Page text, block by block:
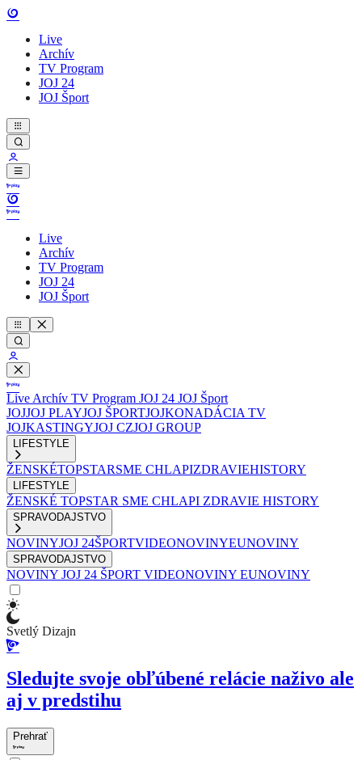
Live
Archív
TV Program
JOJ 24
JOJ Šport
Live
Archív
TV Program
JOJ 24
JOJ Šport
Live Archív TV Program JOJ 24 JOJ Šport
JOJJOJ PLAYJOJ ŠPORTJOJKONADÁCIA TV
JOJKASTINGYJOJ CZJOJ GROUP
LIFESTYLE
ŽENSKÉTOPSTARSME CHLAPIZDRAVIEHISTORY
LIFESTYLE
ŽENSKÉ TOPSTAR SME CHLAPI ZDRAVIE HISTORY
SPRAVODAJSTVO
NOVINYJOJ 24ŠPORTVIDEONOVINYEUNOVINY
SPRAVODAJSTVO
NOVINY JOJ 24 ŠPORT VIDEONOVINY EUNOVINY
Svetlý Dizajn
Sledujte svoje obľúbené relácie naživo ale
aj v predstihu
Prehrať